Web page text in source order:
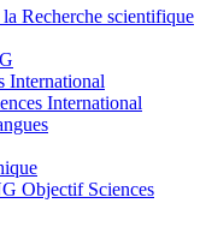
Recherche scientifique
International
International
Objectif Sciences